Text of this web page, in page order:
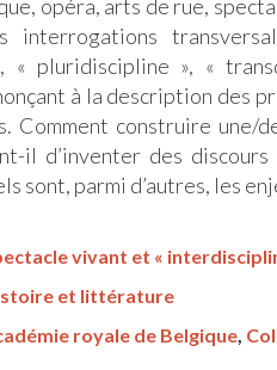
opéra, arts de rue,
interrogations
« pluridiscipline », «
à la description des
Comment construire une/
il d’inventer des
sont, parmi d’autres, les
vivant et «
et littérature
royale de Belgique,